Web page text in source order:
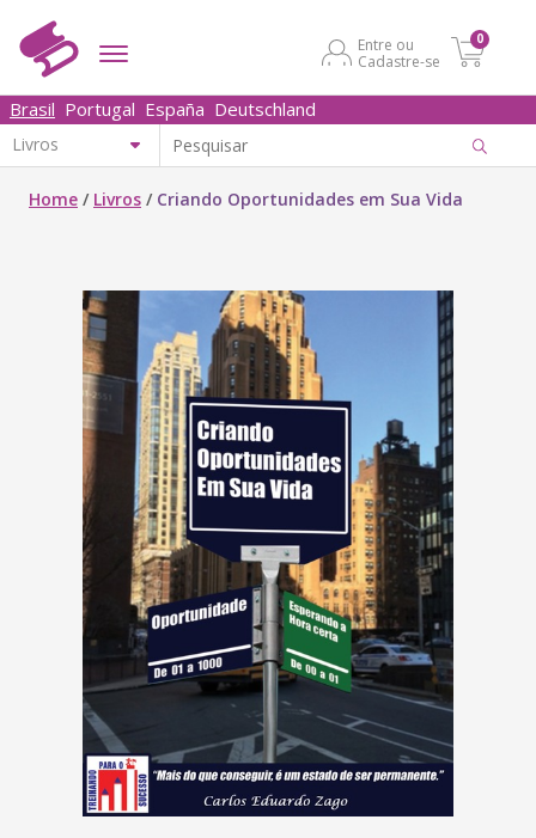
Entre ou
Cadastre-se
0
Brasil Portugal España Deutschland
Home / Livros / Criando Oportunidades em Sua Vida